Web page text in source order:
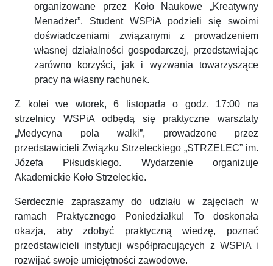
organizowane przez Koło Naukowe „Kreatywny
Menadżer”. Student WSPiA podzieli się swoimi
doświadczeniami związanymi z prowadzeniem
własnej działalności gospodarczej, przedstawiając
zarówno korzyści, jak i wyzwania towarzyszące
pracy na własny rachunek.
Z kolei we wtorek, 6 listopada o godz. 17:00 na
strzelnicy WSPiA odbędą się praktyczne warsztaty
„Medycyna pola walki”, prowadzone przez
przedstawicieli Związku Strzeleckiego „STRZELEC” im.
Józefa Piłsudskiego. Wydarzenie organizuje
Akademickie Koło Strzeleckie.
Serdecznie zapraszamy do udziału w zajęciach w
ramach Praktycznego Poniedziałku! To doskonała
okazja, aby zdobyć praktyczną wiedzę, poznać
przedstawicieli instytucji współpracujących z WSPiA i
rozwijać swoje umiejętności zawodowe.